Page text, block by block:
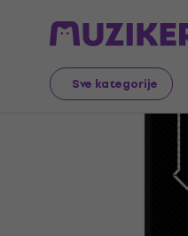
Sve kategorije
Merch Music Merch